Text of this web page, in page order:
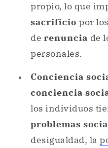
propio, lo que
sacrificio por
de renuncia de
personales.
Conciencia
conciencia
los individuos
problemas
desigualdad, la